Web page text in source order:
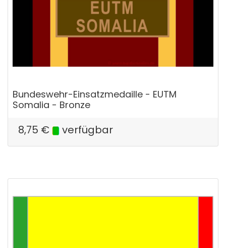
Bundeswehr-Einsatzmedaille - EUTM
Somalia - Bronze
8,75 € verfügbar